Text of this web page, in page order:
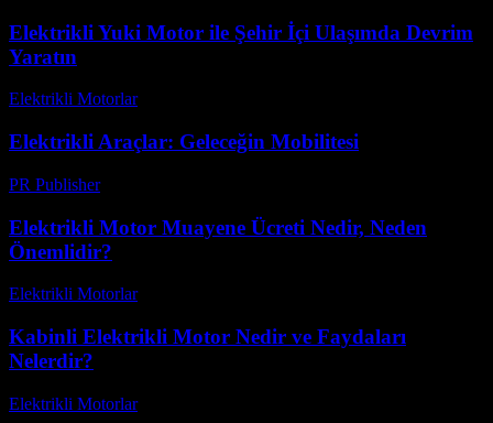
Elektrikli Yuki Motor ile Şehir İçi Ulaşımda Devrim
Yaratın
Elektrikli Motorlar-
Elektrikli Araçlar: Geleceğin Mobilitesi
PR Publisher-
Elektrikli Motor Muayene Ücreti Nedir, Neden
Önemlidir?
Elektrikli Motorlar-
Kabinli Elektrikli Motor Nedir ve Faydaları
Nelerdir?
Elektrikli Motorlar-